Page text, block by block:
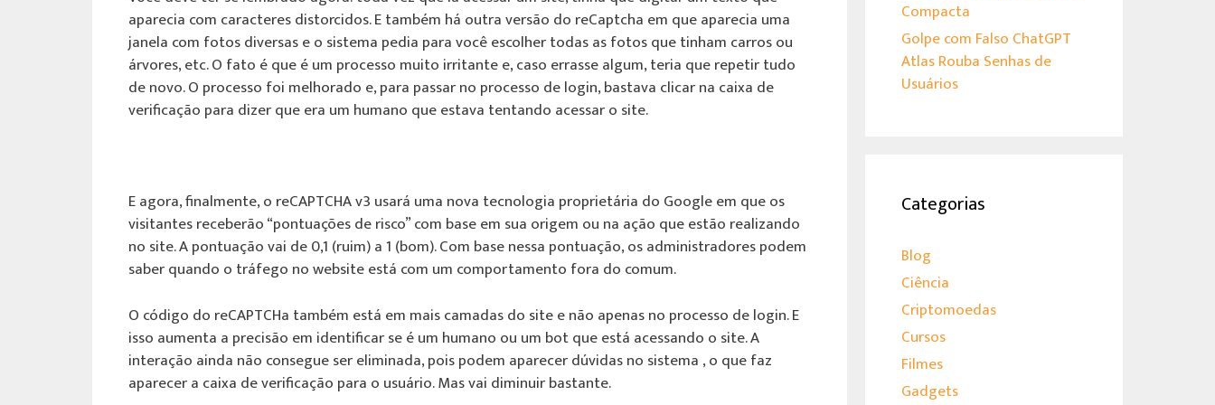
aparecia com caracteres distorcidos. E também há outra versão do reCaptcha em que aparecia uma
janela com fotos diversas e o sistema pedia para você escolher todas as fotos que tinham carros ou
árvores, etc. O fato é que é um processo muito irritante e, caso errasse algum, teria que repetir tudo
de novo. O processo foi melhorado e, para passar no processo de login, bastava clicar na caixa de
verificação para dizer que era um humano que estava tentando acessar o site.
E agora, finalmente, o reCAPTCHA v3 usará uma nova tecnologia proprietária do Google em que os
visitantes receberão “pontuações de risco” com base em sua origem ou na ação que estão realizando
no site. A pontuação vai de 0,1 (ruim) a 1 (bom). Com base nessa pontuação, os administradores podem
saber quando o tráfego no website está com um comportamento fora do comum.
O código do reCAPTCHa também está em mais camadas do site e não apenas no processo de login. E
isso aumenta a precisão em identificar se é um humano ou um bot que está acessando o site. A
interação ainda não consegue ser eliminada, pois podem aparecer dúvidas no sistema , o que faz
aparecer a caixa de verificação para o usuário. Mas vai diminuir bastante.
Compacta
Golpe com Falso ChatGPT
Atlas Rouba Senhas de
Usuários
Categorias
Blog
Ciência
Criptomoedas
Cursos
Filmes
Gadgets